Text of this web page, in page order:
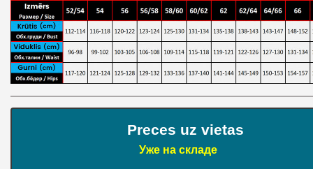
Preces uz vietas
Уже на складе